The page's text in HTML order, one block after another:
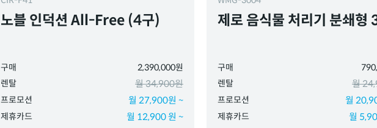
노블 인덕션 All-Free (4구)
구매
2,390,000원
렌탈
월 34,900원
프로모션 월 27,900원 ~
제휴카드 월 12,900 원 ~
제로 음식물 처리기 분쇄형
구매
렌탈
월
프로모션 월
제휴카드 월